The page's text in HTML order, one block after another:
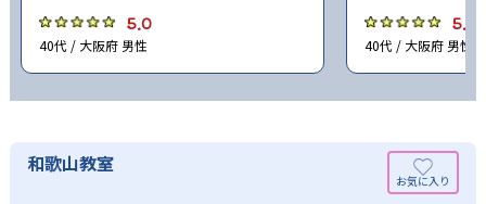
5.0
40代 / 大阪府 男性
5.0
40代 / 大阪府 男性
和歌山教室